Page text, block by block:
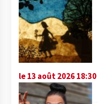
le 13 août 2026 18:30